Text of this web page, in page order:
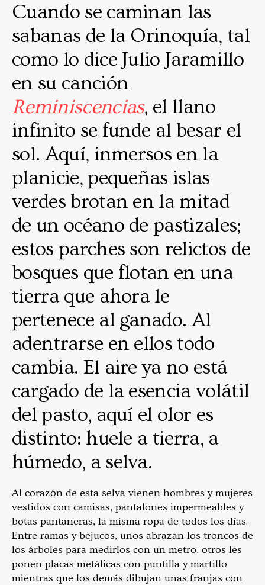
Cuando se caminan las
sabanas de la Orinoquía, tal
como lo dice Julio Jaramillo
en su canción
Reminiscencias, el llano
infinito se funde al besar el
sol. Aquí, inmersos en la
planicie, pequeñas islas
verdes brotan en la mitad
de un océano de pastizales;
estos parches son relictos de
bosques que flotan en una
tierra que ahora le
pertenece al ganado. Al
adentrarse en ellos todo
cambia. El aire ya no está
cargado de la esencia volátil
del pasto, aquí el olor es
distinto: huele a tierra, a
húmedo, a selva.
Al corazón de esta selva vienen hombres y mujeres
vestidos con camisas, pantalones impermeables y
botas pantaneras, la misma ropa de todos los días.
Entre ramas y bejucos, unos abrazan los troncos de
los árboles para medirlos con un metro, otros les
ponen placas metálicas con puntilla y martillo
mientras que los demás dibujan unas franjas con